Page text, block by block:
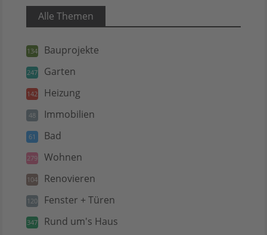
Alle Themen
134 Bauprojekte
247 Garten
142 Heizung
48 Immobilien
61 Bad
279 Wohnen
104 Renovieren
120 Fenster + Türen
347 Rund um's Haus